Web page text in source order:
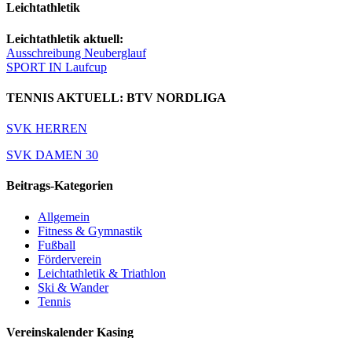
Leichtathletik
Leichtathletik aktuell:
Ausschreibung Neuberglauf
SPORT IN Laufcup
TENNIS AKTUELL: BTV NORDLIGA
SVK HERREN
SVK DAMEN 30
Beitrags-Kategorien
Allgemein
Fitness & Gymnastik
Fußball
Förderverein
Leichtathletik & Triathlon
Ski & Wander
Tennis
Vereinskalender Kasing